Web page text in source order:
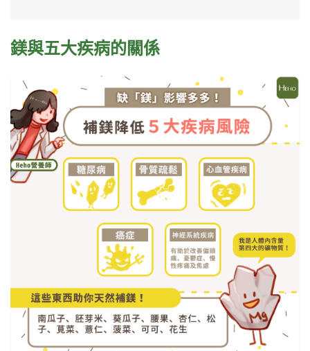
鎂與五大疾病的關係